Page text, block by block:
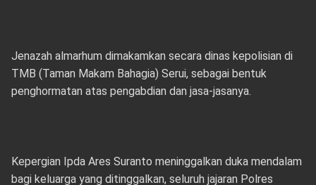
Jenazah almarhum dimakamkan secara dinas kepolisian di
TMB (Taman Makam Bahagia) Serui, sebagai bentuk
penghormatan atas pengabdian dan jasa-jasanya.
Kepergian Ipda Ares Suranto meninggalkan duka mendalam
bagi keluarga yang ditinggalkan, seluruh jajaran Polres